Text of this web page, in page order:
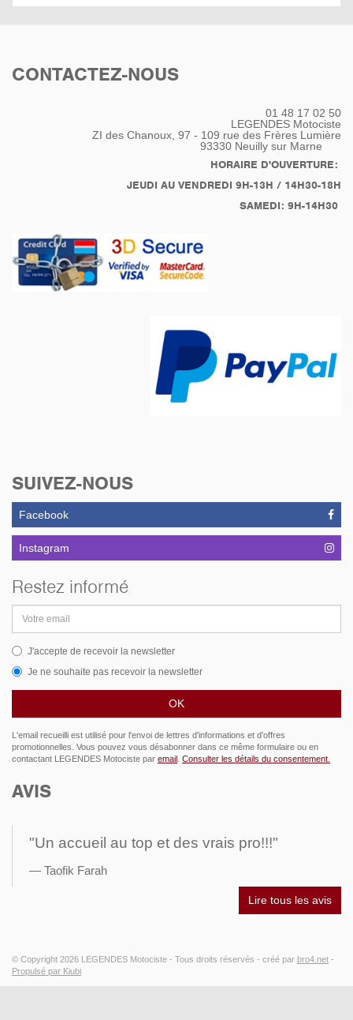
bagage arrière et latérale
réservoir. Pare cylindres
protège mains... elle
CONTACTEZ-NOUS
01 48 17 02 50
LEGENDES Motociste
ZI des Chanoux, 97 - 109 rue des Frères Lumière
93330 Neuilly sur Marne
HORAIRE D'OUVERTURE:
JEUDI AU VENDREDI 9H-13H / 14H30-18H
SAMEDI: 9H-14H30
SUIVEZ-NOUS
Facebook
Instagram
Restez informé
email
J'accepte de recevoir la newsletter
Je ne souhaite pas recevoir la newsletter
L'email recueilli est utilisé pour l'envoi de lettres d'informations et d'offres
promotionnelles. Vous pouvez vous désabonner dans ce même formulaire ou en
contactant LEGENDES Motociste par email . Consulter les détails du consentement.
AVIS
"Un accueil au top et des vrais pro!!!"
Taofik Farah
Lire tous les avis
© Copyright 2026 LEGENDES Motociste - Tous droits réservés - créé par bro4.net -
Propulsé par Kiubi